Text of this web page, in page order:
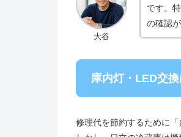
大谷
です。
の確認
庫内灯・LED交
修理代を節約するために「